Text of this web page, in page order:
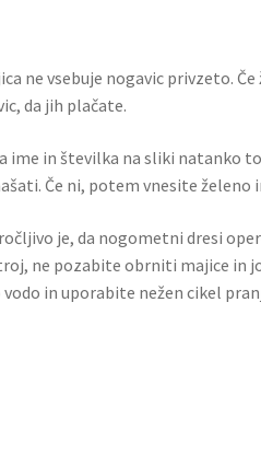
ne vsebuje nogavic privzeto.
da jih plačate.
ime in številka na sliki natanko
Če ni, potem vnesite želeno
je, da nogometni dresi
ne pozabite obrniti majice in
in uporabite nežen cikel